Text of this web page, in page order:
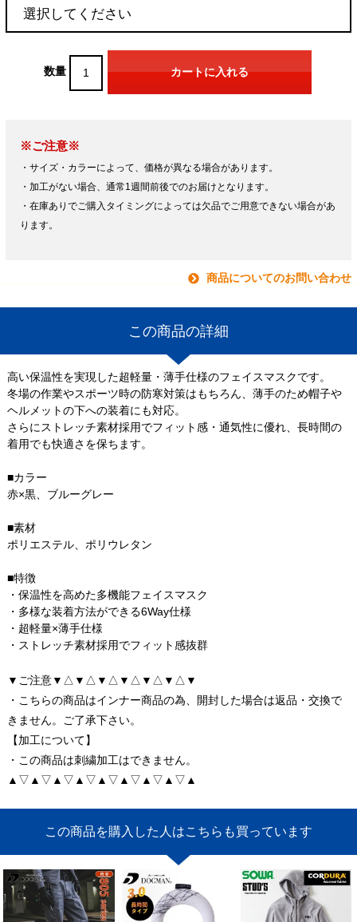
数量
※ご注意※
・サイズ・カラーによって、価格が異なる場合があります。
・加工がない場合、通常1週間前後でのお届けとなります。
・在庫ありでご購入タイミングによっては欠品でご用意できない場合があ
ります。
商品についてのお問い合わせ
この商品の詳細
高い保温性を実現した超軽量・薄手仕様のフェイスマスクです。
冬場の作業やスポーツ時の防寒対策はもちろん、薄手のため帽子や
ヘルメットの下への装着にも対応。
さらにストレッチ素材採用でフィット感・通気性に優れ、長時間の
着用でも快適さを保ちます。
■カラー
赤×黒、ブルーグレー
■素材
ポリエステル、ポリウレタン
■特徴
・保温性を高めた多機能フェイスマスク
・多様な装着方法ができる6Way仕様
・超軽量×薄手仕様
・ストレッチ素材採用でフィット感抜群
▼ご注意▼△▼△▼△▼△▼△▼△▼
・こちらの商品はインナー商品の為、開封した場合は返品・交換で
きません。ご了承下さい。
【加工について】
・この商品は刺繍加工はできません。
▲▽▲▽▲▽▲▽▲▽▲▽▲▽▲▽▲
この商品を購入した人はこちらも買っています